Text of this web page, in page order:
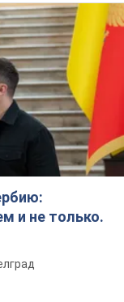
и не только.